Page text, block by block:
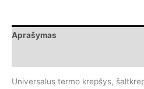
šaltkrepšis
Momcozy
Aprašymas
Universalus termo krepšys,